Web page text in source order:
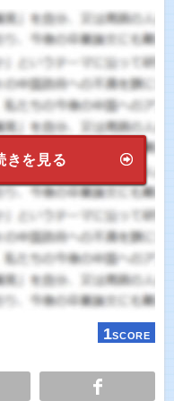
きを見る
1SCORE